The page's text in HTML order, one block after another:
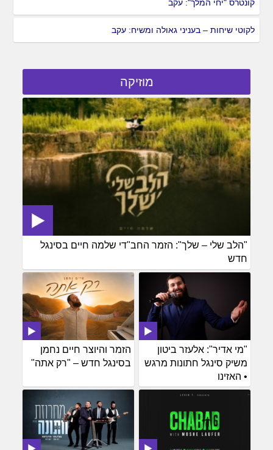
קונטרס "יחי המלך": עקב
לקוטי שיחות – בעניני גאולה ומשיח: עקב
מוזיקה
"הלב שלי – שלך": הזמר החב"די שלמה חיים בסינגל
חדש
הזמר והיוצר חיים נחמן
בסינגל חדש – "רק אתה"
"מי אדיר": אלעזר ביטון
משיק סינגל חתונות מרגש
• האזינו